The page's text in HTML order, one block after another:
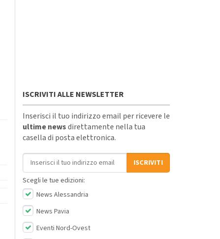
ISCRIVITI ALLE NEWSLETTER
Inserisci il tuo indirizzo email per ricevere le
ultime newsdirettamente nella tua
casella di posta elettronica.
Indirizzo email
ISCRIVITI
Scegli le tue edizioni:
News Alessandria
News Pavia
Eventi Nord-Ovest